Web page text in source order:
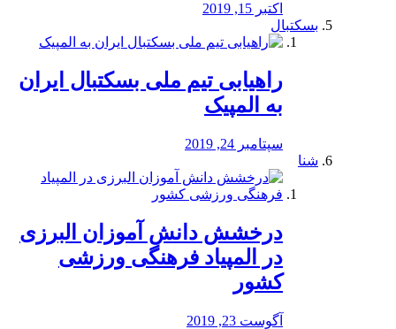
اکتبر 15, 2019
بسکتبال
راهیابی تیم ملی بسکتبال ایران
به المپیک
سپتامبر 24, 2019
شنا
درخشش دانش آموزان البرزی
در المپیاد فرهنگی ورزشی
کشور
آگوست 23, 2019